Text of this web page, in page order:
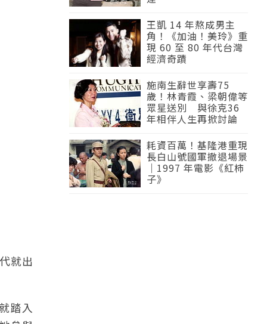
就出
踏入
王凱 14 年熬成男主
角！《加油！美玲》重
現 60 至 80 年代台灣
經濟奇蹟
施南生辭世享壽75
歲！林青霞、梁朝偉等
眾星送別 與徐克36
年相伴人生再掀討論
耗資百萬！基隆港重現
長白山號國軍撤退場景
｜1997 年電影《紅柿
子》